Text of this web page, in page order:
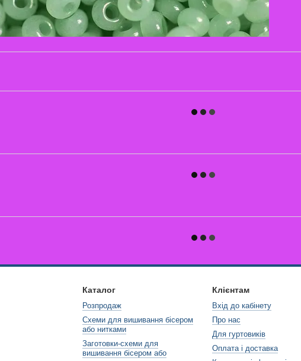
Каталог
Розпродаж
Схеми для вишивання бісером
або нитками
Заготовки-схеми для
вишивання бісером або
Клієнтам
Вхід до кабінету
Про нас
Для гуртовиків
Оплата і доставка